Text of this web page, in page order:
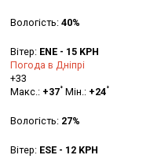
Вологість:40%
Вітер: ENE - 15 KPH
Погода в Дніпрі
+33
Макс.: +37° Мін.: +24°
Вологість: 27%
Вітер: ESE - 12 KPH